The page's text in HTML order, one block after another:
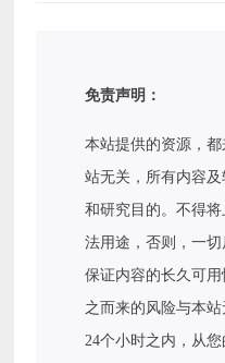
免责声明：
本站提供的资源，
站无关，所有内容
和研究目的。不得
法用途，否则，一
保证内容的长久可
之而来的风险与本
24个小时之内，从